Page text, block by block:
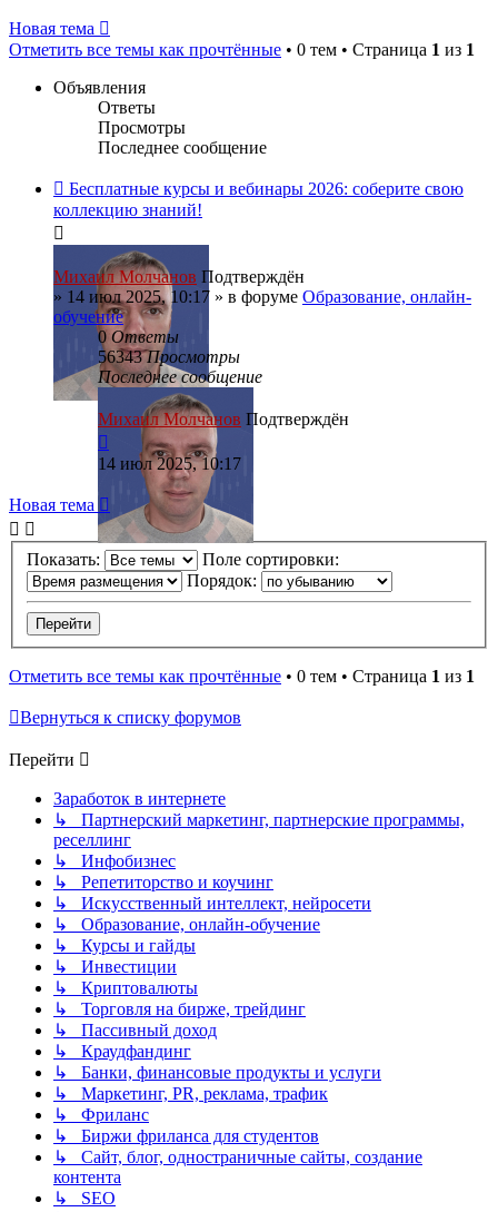
Новая тема
Отметить все темы как прочтённые • 0 тем • Страница 1 из 1
Объявления
Ответы
Просмотры
Последнее сообщение
Бесплатные курсы и вебинары 2026: соберите свою
коллекцию знаний!
Михаил Молчанов Подтверждён
» 14 июл 2025, 10:17 » в форуме Образование, онлайн-
обучение
0 Ответы
56343Просмотры
Последнее сообщение
Михаил Молчанов Подтверждён
14 июл 2025, 10:17
Новая тема
Показать:
Поле сортировки:
Порядок:
Отметить все темы как прочтённые • 0 тем • Страница 1 из 1
Вернуться к списку форумов
Перейти
Заработок в интернете
↳ Партнерский маркетинг, партнерские программы,
реселлинг
↳ Инфобизнес
↳ Репетиторство и коучинг
↳ Искусственный интеллект, нейросети
↳ Образование, онлайн-обучение
↳ Курсы и гайды
↳ Инвестиции
↳ Криптовалюты
↳ Торговля на бирже, трейдинг
↳ Пассивный доход
↳ Краудфандинг
↳ Банки, финансовые продукты и услуги
↳ Маркетинг, PR, реклама, трафик
↳ Фриланс
↳ Биржи фриланса для студентов
↳ Сайт, блог, одностраничные сайты, создание
контента
↳ SEO